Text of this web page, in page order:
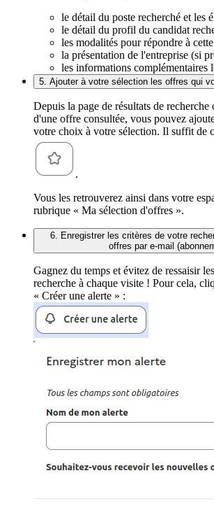
le détail du poste recherché et les
le détail du profil du candidat
les modalités pour répondre à
la présentation de l'entreprise (si
les informations complémentaires
5. Ajouter à votre sélection les offres qui
Depuis la page de résultats de recherche
d'une offre consultée, vous pouvez
votre choix à votre sélection. Il suffit de
.
Vous les retrouverez ainsi dans votre
rubrique « Ma sélection d'offres ».
6. Enregistrer les critères de votre
offres par e-mail
Gagnez du temps et évitez de ressaisir
recherche à chaque visite ! Pour cela,
« Créer une alerte » :